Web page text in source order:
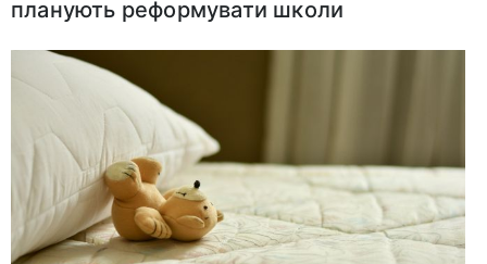
планують реформувати школи